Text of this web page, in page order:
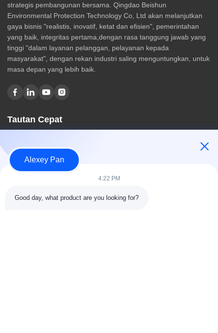
strategis pembangunan bersama. Qingdao Beishun
Environmental Protection Technology Co, Ltd akan melanjutkan
gaya bisnis "realistis, inovatif, ketat dan efisien", pemerintahan
yang baik, integritas pertama,dengan rasa tanggung jawab yang
tinggi "dalam layanan pelanggan, pelayanan kepada
masyarakat", dengan rekan industri saling menguntungkan, untuk
masa depan yang lebih baik.
Tautan Cepat
Tentang kami
Produk
Kategori
Alexey Pan
4:22 PM
Good day, what product are you looking for?